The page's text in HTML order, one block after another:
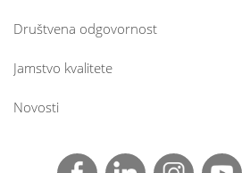
Društvena odgovornost
Jamstvo kvalitete
Novosti